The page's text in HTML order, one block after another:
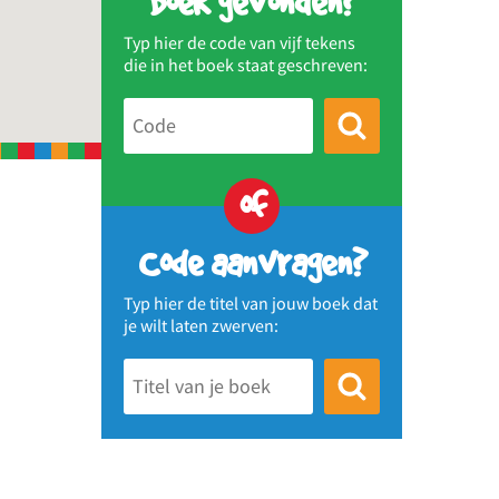
Typ hier de code van vijf tekens
die in het boek staat geschreven:
of
Code aanvragen?
Typ hier de titel van jouw boek dat
je wilt laten zwerven: